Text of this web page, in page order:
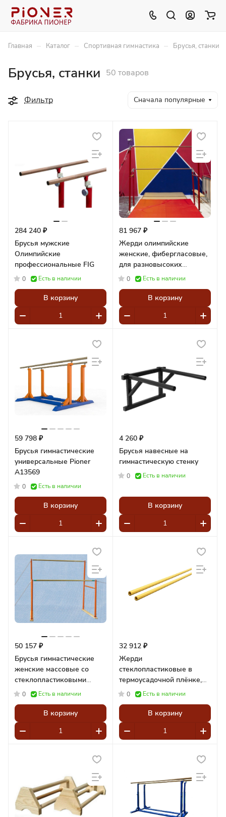
Главная – Каталог – Спортивная гимнастика – Брусья, станки
Брусья, станки 50 товаров
Фильтр Сначала популярные
284 240 ₽
Брусья мужские
Олимпийские
профессиональные FIG
0 Есть в наличии
В корзину
81 967 ₽
Жерди олимпийские
женские, фибергласовые,
для разновысоких
брусьев Pioner A14735
0 Есть в наличии
В корзину
59 798 ₽
Брусья гимнастические
универсальные Pioner
A13569
0 Есть в наличии
В корзину
4 260 ₽
Брусья навесные на
гимнастическую стенку
0 Есть в наличии
В корзину
50 157 ₽
Брусья гимнастические
женские массовые со
стеклопластиковыми
жердями, комплект Pioner
0 Есть в наличии
В корзину
32 912 ₽
Жерди
стеклопластиковые в
термоусадочной плёнке,
для мужских
0 Есть в наличии
В корзину